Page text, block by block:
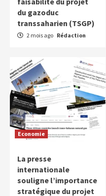
du gazoduc
transsaharien (TSGP)
2 mois ago Rédaction
Economie
La presse
internationale
souligne l’importance
stratégique du projet